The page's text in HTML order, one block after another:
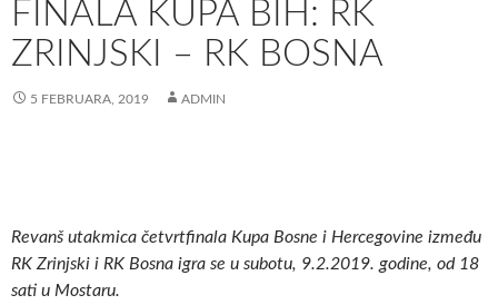
FINALA KUPA BIH: RK
ZRINJSKI – RK BOSNA
5 FEBRUARA, 2019 ADMIN
Revanš utakmica četvrtfinala Kupa Bosne i Hercegovine između
RK Zrinjski i RK Bosna igra se u subotu, 9.2.2019. godine, od 18
sati u Mostaru.